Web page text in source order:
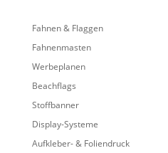
Fahnen & Flaggen
Fahnenmasten
Werbeplanen
Beachflags
Stoffbanner
Display-Systeme
Aufkleber- & Foliendruck